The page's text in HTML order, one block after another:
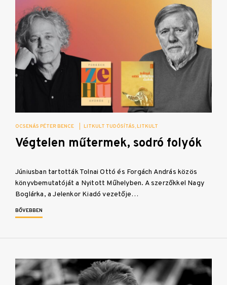
OCSENÁS PÉTER BENCE LITKULT TUDÓSÍTÁS LITKULT
Végtelen műtermek, sodró folyók
Júniusban tartották Tolnai Ottó és Forgách András közös
könyvbemutatóját a Nyitott Műhelyben. A szerzőkkel Nagy
Boglárka, a Jelenkor Kiadó vezetője…
BŐVEBBEN